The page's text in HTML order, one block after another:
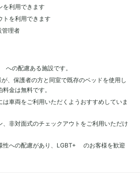
を利用できます
トを利用できます
理者
の配慮ある施設です。
保護者の方と同室で既存のベッドを使用し
金は無料です。
は車両をご利用いただくようおすすめしていま
、非対面式のチェックアウトをご利用いただけ
性への配慮があり、LGBT+ のお客様を歓迎